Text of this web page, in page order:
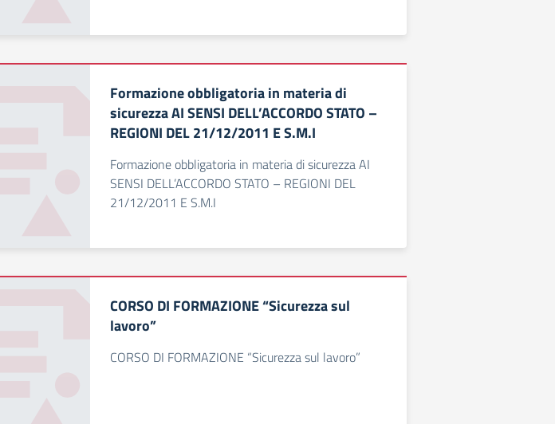
Formazione obbligatoria in materia di
sicurezza AI SENSI DELL’ACCORDO STATO –
REGIONI DEL 21/12/2011 E S.M.I
Formazione obbligatoria in materia di sicurezza AI
SENSI DELL’ACCORDO STATO – REGIONI DEL
21/12/2011 E S.M.I
CORSO DI FORMAZIONE “Sicurezza sul
lavoro”
CORSO DI FORMAZIONE “Sicurezza sul lavoro”